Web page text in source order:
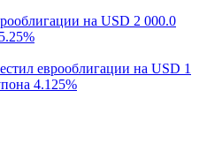
со ставкой купона 5%
сроком погашения в 2033
на USD 2 000.0
еврооблигации на USD 1